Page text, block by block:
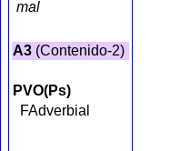
mal
A3 (Contenido-2)
PVO(Ps)
FAdverbial